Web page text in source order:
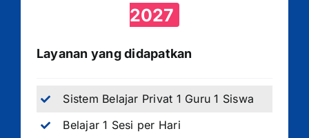
2027
Layanan yang didapatkan
Sistem Belajar Privat 1 Guru 1 Siswa
Belajar 1 Sesi per Hari